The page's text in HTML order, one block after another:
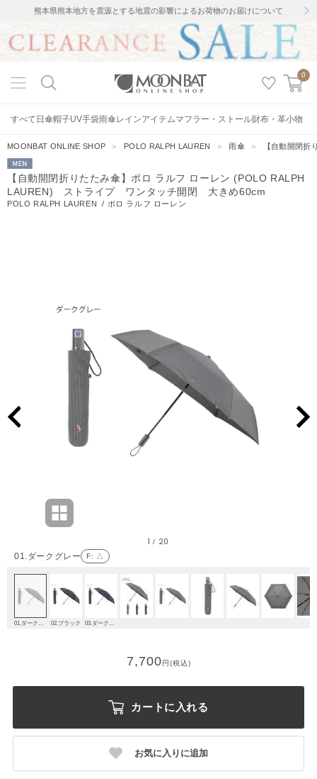
熊本県熊本地方を震源とする地震の影響によるお荷物のお届けについて
0
すべて 日傘帽子UV手袋雨傘レインアイテムマフラー・ストール財布・革小物
MOONBAT ONLINE SHOP ＞ POLO RALPH LAUREN ＞雨傘 ＞ 【自動開閉
MEN
【自動開閉折りたたみ傘】ポロ ラルフ ローレン (POLO RALPH
LAUREN) ストライプ ワンタッチ開閉 大きめ60cm
POLO RALPH LAUREN / ポロ ラルフ ローレン
01.ダークグレー F: △
1 / 20
02.ブラック
7,700円(税込)
カートに入れる
お気に入りに追加